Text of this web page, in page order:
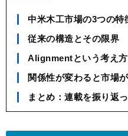
中米木工市場の3つの特
従来の構造とその限界
Alignmentという考え方
関係性が変わると市場
まとめ：連載を振り返